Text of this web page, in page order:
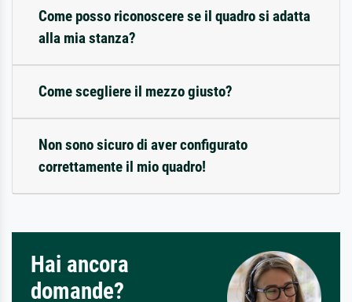
Come posso riconoscere se il quadro si adatta
alla mia stanza?
Come scegliere il mezzo giusto?
Non sono sicuro di aver configurato
correttamente il mio quadro!
Hai ancora
domande?